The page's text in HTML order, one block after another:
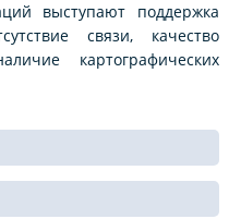
выступают поддержка
связи, качество
картографических